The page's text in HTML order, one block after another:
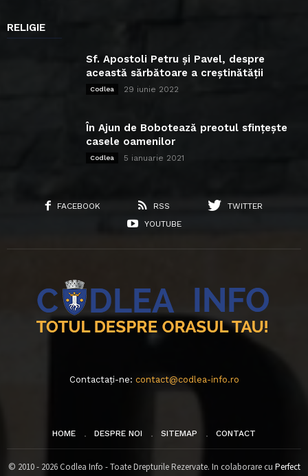
RELIGIE
Sf. Apostoli Petru și Pavel, despre
această sărbătoare a creștinătății
Codlea 29 iunie 2022
În Ajun de Bobotează preotul sfințește
casele oamenilor
Codlea 5 ianuarie 2021
FACEBOOK RSS
TWITTER
YOUTUBE
Contactați-ne: contact@codlea-info.ro
HOME DESPRE NOI SITEMAP CONTACT
© 2010 - 2026 Codlea Info - Toate Drepturile Rezervate. In colaborare cu Perfect